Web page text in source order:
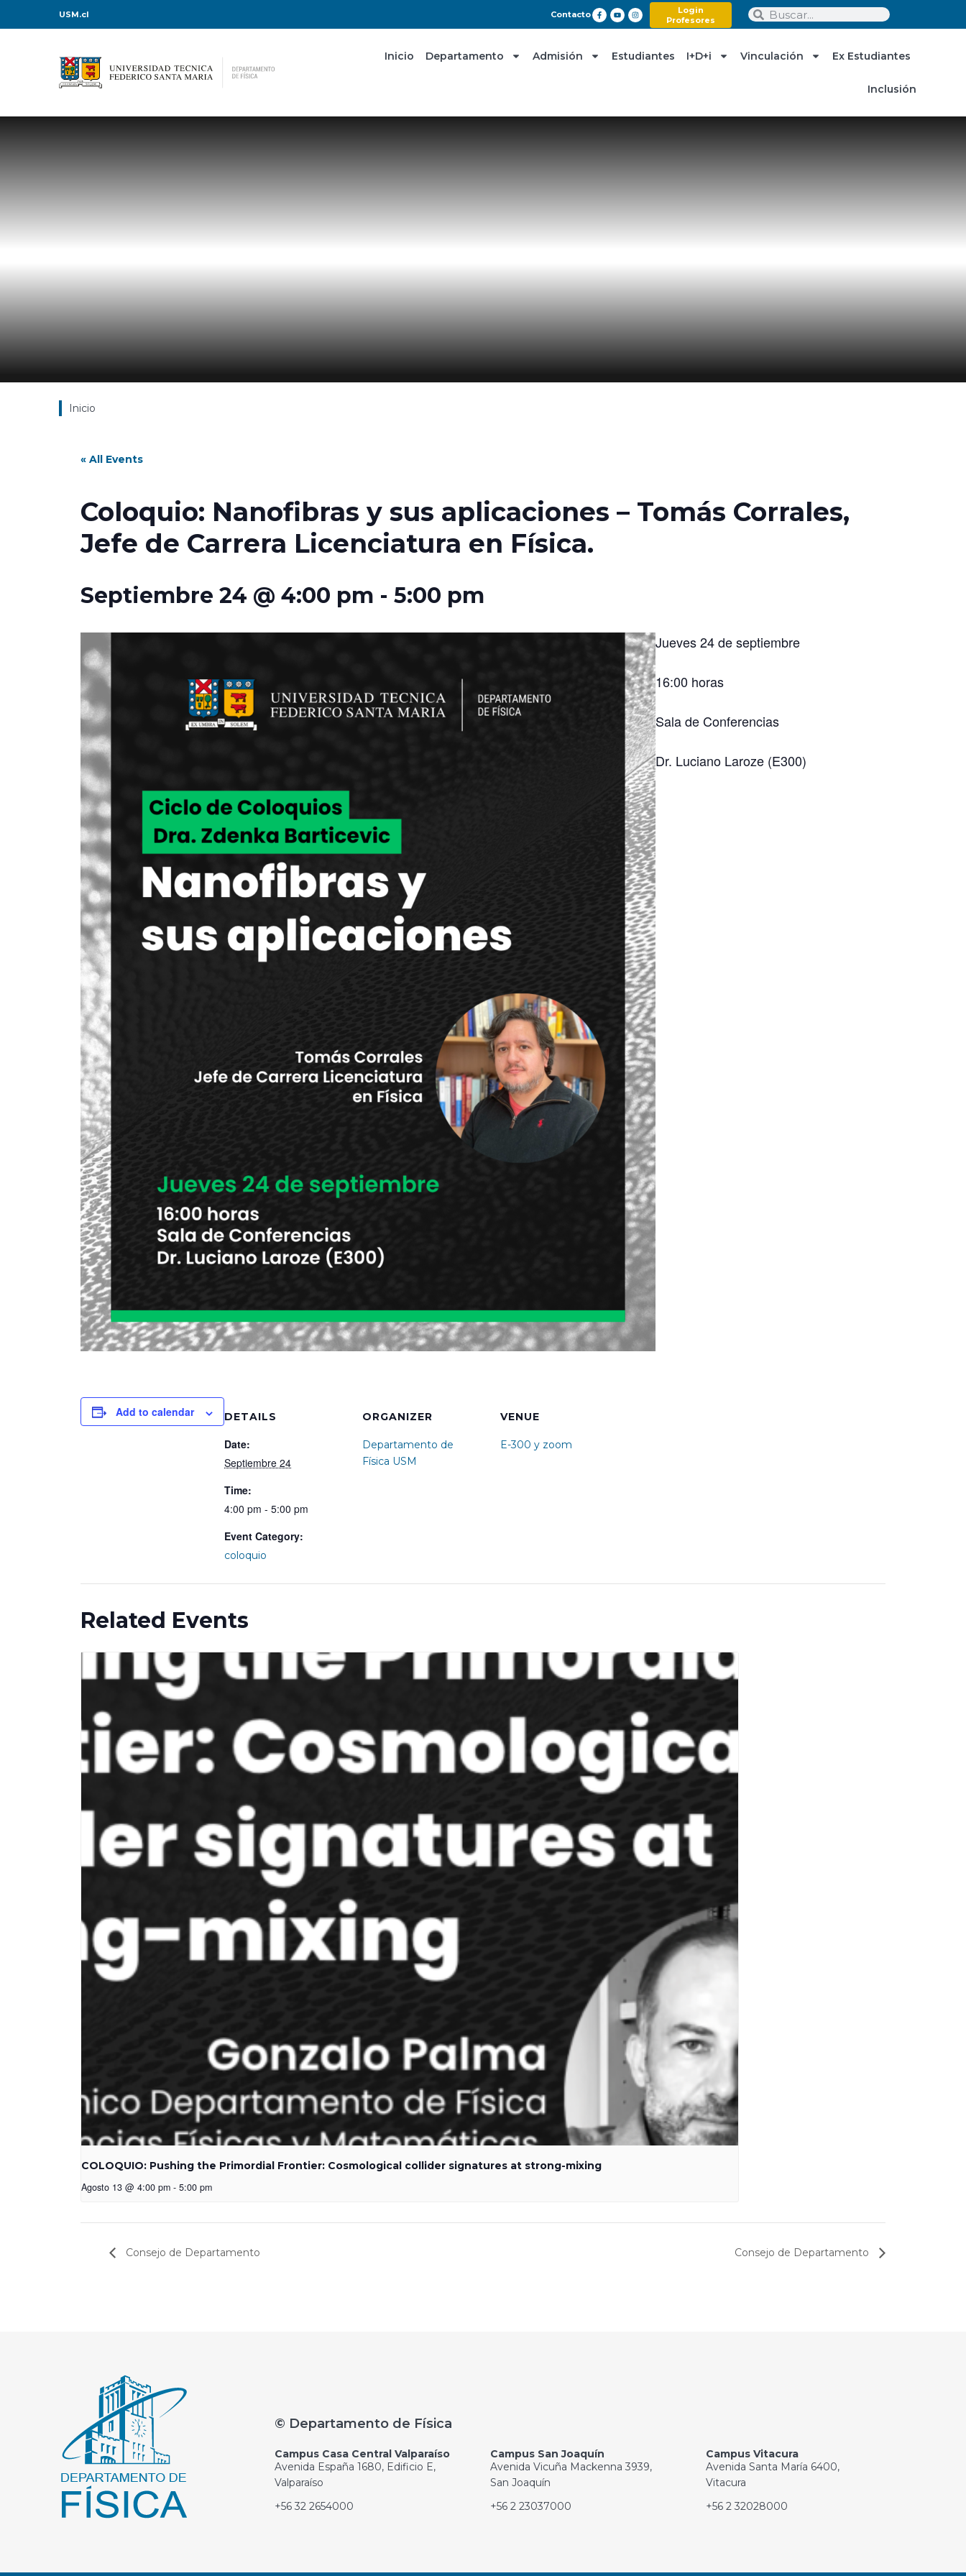
USM.cl Contacto
Login
Profesores
Inicio Departamento Admisión Estudiantes I+D+i Vinculación Ex Estudiantes
Inclusión
Inicio
« All Events
Coloquio: Nanofibras y sus aplicaciones – Tomás Corrales,
Jefe de Carrera Licenciatura en Física.
Septiembre 24 @ 4:00 pm - 5:00 pm
Jueves 24 de septiembre
16:00 horas
Sala de Conferencias
Dr. Luciano Laroze (E300)
Add to calendar DETAILS
Date:
Septiembre 24
Time:
4:00 pm - 5:00 pm
Event Category:
coloquio
ORGANIZER
Departamento de
Física USM
VENUE
E-300 y zoom
Related Events
COLOQUIO: Pushing the Primordial Frontier: Cosmological collider signatures at strong-mixing
Agosto 13 @ 4:00 pm - 5:00 pm
Consejo de Departamento Consejo de Departamento
© Departamento de Física
Campus Casa Central Valparaíso
Avenida España 1680, Edificio E,
Valparaíso
+56 32 2654000
Campus San Joaquín
Avenida Vicuña Mackenna 3939,
San Joaquín
+56 2 23037000
Campus Vitacura
Avenida Santa María 6400,
Vitacura
+56 2 32028000